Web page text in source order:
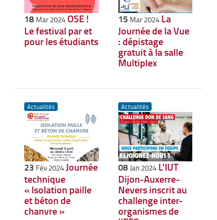
18 Mar 2024 OSE !
Le festival par et
pour les étudiants
15 Mar 2024 La
Journée de la Vue
: dépistage
gratuit à la salle
Multiplex
Actualités
23 Fév 2024Journée
technique
« Isolation paille
et béton de
chanvre »
Actualités
08 Jan 2024 L’IUT
Dijon-Auxerre-
Nevers inscrit au
challenge inter-
organismes de